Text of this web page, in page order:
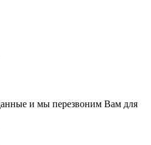
и мы перезвоним Вам для